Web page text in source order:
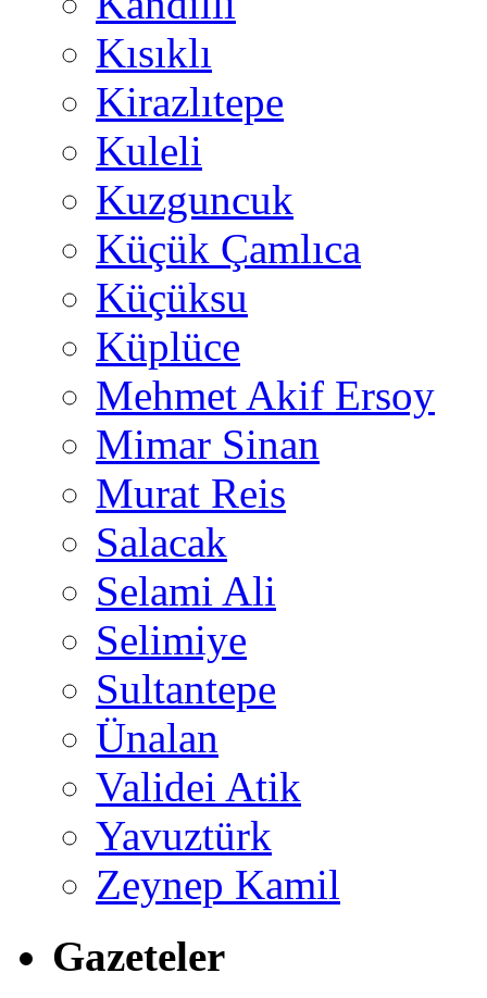
Kısıklı
Kirazlıtepe
Kuleli
Kuzguncuk
Küçük Çamlıca
Küçüksu
Küplüce
Mehmet Akif Ersoy
Mimar Sinan
Murat Reis
Salacak
Selami Ali
Selimiye
Sultantepe
Ünalan
Validei Atik
Yavuztürk
Zeynep Kamil
Gazeteler